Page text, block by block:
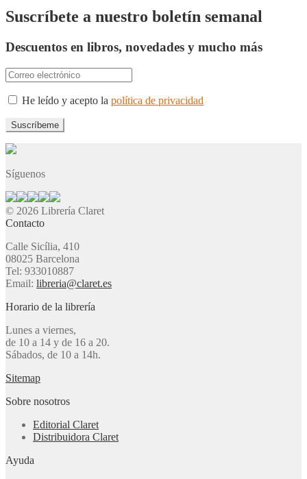
Suscríbete a nuestro boletín semanal
Descuentos en libros, novedades y mucho más
He leído y acepto la política de privacidad
Síguenos
© 2026 Librería Claret
Contacto
Calle Sicília, 410
08025 Barcelona
Tel: 933010887
Email: libreria@claret.es
Horario de la librería
Lunes a viernes,
de 10 a 14 y de 16 a 20.
Sábados, de 10 a 14h.
Sitemap
Sobre nosotros
Editorial Claret
Distribuidora Claret
Ayuda